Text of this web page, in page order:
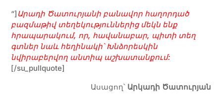
“] Արադի Ծատուրյանի բանավոր հաղորդած
բազմաթիվ տեղեկություններից մեկն ենք
հրապարակում, որ, հավանաբար, պիտի տեղ
գտներ նաև հեղինակի՝ Խնձորեսկին
նվիրաբերվող անտիպ աշխատանքում:
[/su_pullquote]
Ասացող՝ Արկադի Ծատուրյան